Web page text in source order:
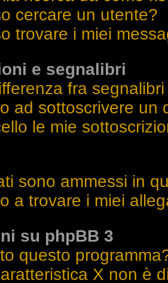
cercare un utente?
trovare i miei
e segnalibri
fra
ad sottoscrivere un
le mie
sono ammessi in
a trovare i miei
su phpBB 3
questo
X non è